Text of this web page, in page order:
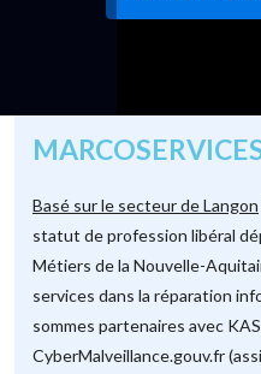
Basé sur le secteur de Langon
statut de profession libéral
Métiers de la Nouvelle-
services dans la réparation
sommes partenaires avec
CyberMalveillance.gouv.fr